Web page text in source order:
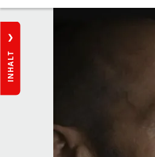
INHALT